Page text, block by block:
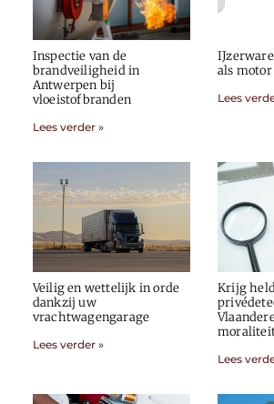
Inspectie van de
brandveiligheid in
Antwerpen bij
vloeistofbranden
Lees verder »
als
Lees
Veilig en wettelijk in orde
dankzij uw
vrachtwagengarage
Lees verder »
Krijg
Lees